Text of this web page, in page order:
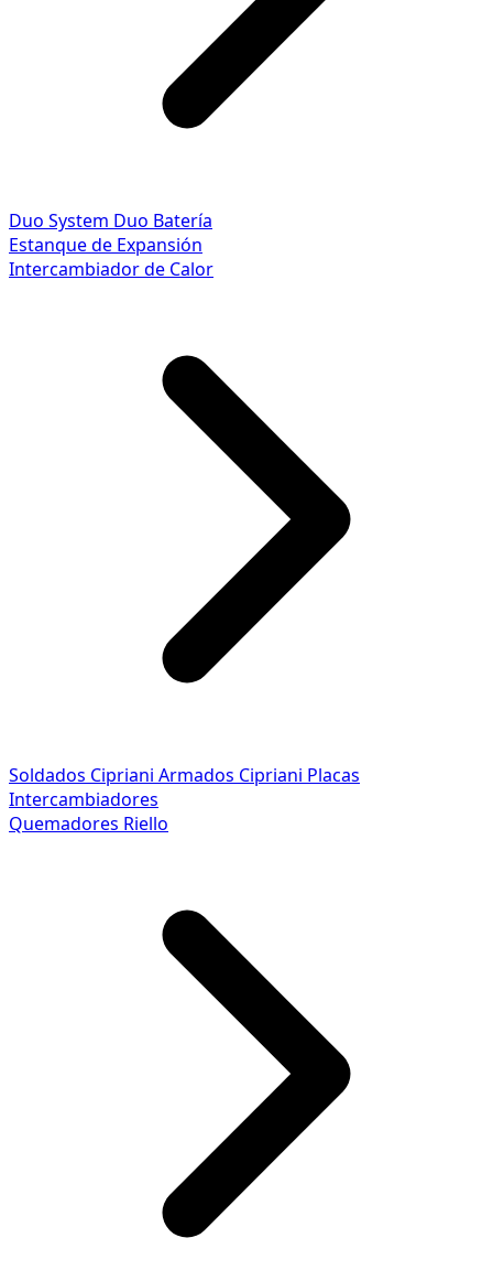
Duo System Duo Batería
Estanque de Expansión
Intercambiador de Calor
Soldados Cipriani Armados Cipriani Placas
Intercambiadores
Quemadores Riello